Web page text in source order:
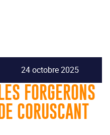
24 octobre 2025
LES FORGERONS
DE CORUSCANT